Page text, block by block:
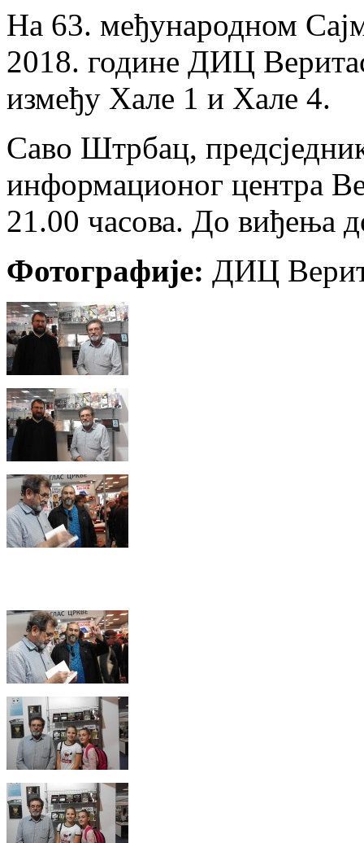
На 63. међународном
2018. године ДИЦ
између Хале 1 и Хале 4.
Саво Штрбац,
информационог центра
21.00 часова. До виђења
Фотографије: ДИЦ